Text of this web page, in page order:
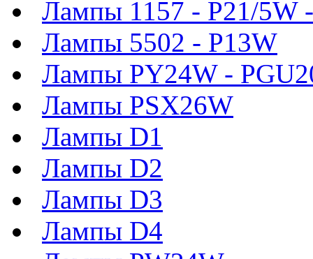
Лампы 1157 - P21/5W
Лампы 5502 - P13W
Лампы PY24W -
Лампы PSX26W
Лампы D1
Лампы D2
Лампы D3
Лампы D4